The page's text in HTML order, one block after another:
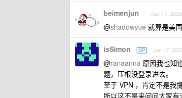
beimenjun Jan 17, 2025
@shadowyue 就算是美
isSimon OP Jan 17,
@ranaanna 原因我也知
题，压根没登录进去。
至于 VPN ，肯定不是我
所以这不是来问问大家